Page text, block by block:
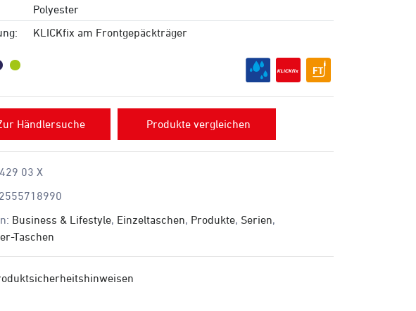
Polyester
KLICKfix am Frontgepäckträger
Händlersuche Produkte vergleichen
03 X
Business & Lifestyle, Einzeltaschen, Produkte, Serien,
Taschen